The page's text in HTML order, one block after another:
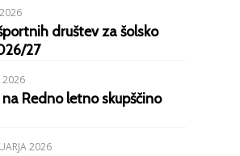
društev za šolsko
27
2026
Redno letno skupščino
2026